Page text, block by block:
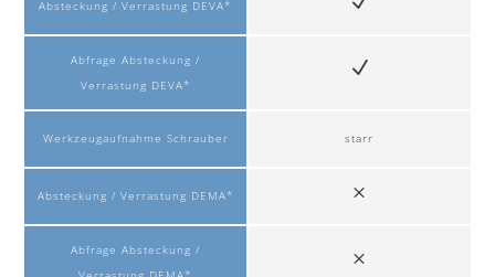
Absteckung / Verrastung DEVA*
Abfrage Absteckung /
Verrastung DEVA*
Werkzeugaufnahme Schrauber
Absteckung / Verrastung DEMA*
Abfrage Absteckung /
starr